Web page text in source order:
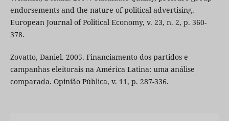
endorsements and the nature of political advertising.
European Journal of Political Economy, v. 23, n. 2, p. 360-
378.
Zovatto, Daniel. 2005. Financiamento dos partidos e
campanhas eleitorais na América Latina: uma análise
comparada. Opinião Pública, v. 11, p. 287-336.